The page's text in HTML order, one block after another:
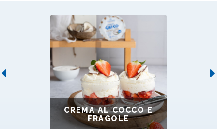
Previous
CREMA AL COCCO E
FRAGOLE